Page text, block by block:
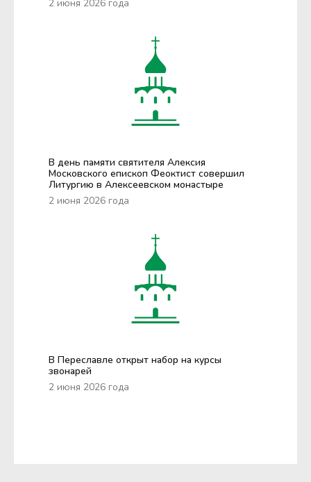
2 июня 2026 года
В день памяти святителя Алексия
Московского епископ Феоктист совершил
Литургию в Алексеевском монастыре
2 июня 2026 года
В Переславле открыт набор на курсы
звонарей
2 июня 2026 года